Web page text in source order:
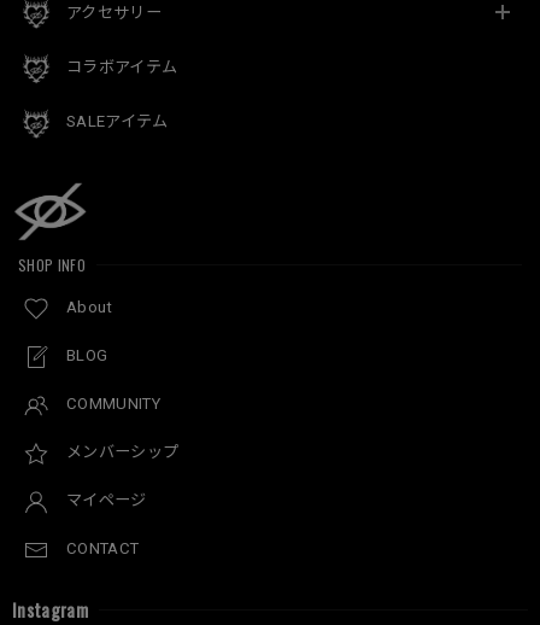
アクセサリー
コラボアイテム
SALEアイテム
SHOP INFO
About
BLOG
COMMUNITY
メンバーシップ
マイページ
CONTACT
Instagram